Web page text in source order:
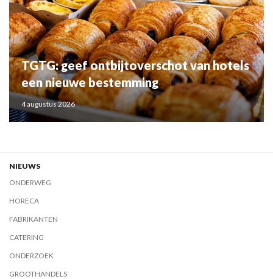
TGTG: geef ontbijtoverschot van hotels
een nieuwe bestemming
4 augustus 2026
NIEUWS
ONDERWEG
HORECA
FABRIKANTEN
CATERING
ONDERZOEK
GROOTHANDELS